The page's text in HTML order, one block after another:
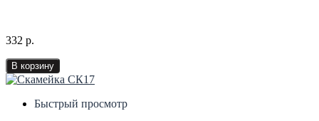
332 р.
В корзину
Быстрый просмотр